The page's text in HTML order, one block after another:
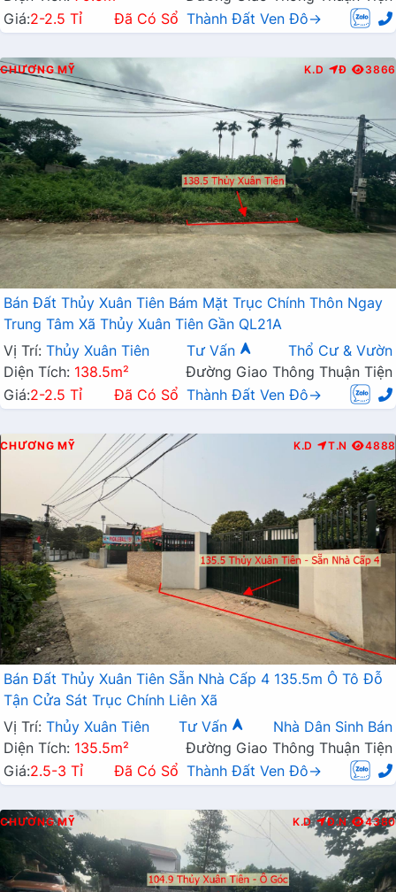
Giá:2-2.5 Tỉ Đã Có Sổ Thành Đất Ven Đô→
CHƯƠNG MỸ K.D Đ 3866
Bán Đất Thủy Xuân Tiên Bám Mặt Trục Chính Thôn Ngay
Trung Tâm Xã Thủy Xuân Tiên Gần QL21A
Vị Trí: Thủy Xuân Tiên Tư Vấn
Thổ Cư & Vườn
Diện Tích: 138.5m²
Đường Giao Thông Thuận Tiện
Giá:2-2.5 Tỉ Đã Có Sổ Thành Đất Ven Đô→
CHƯƠNG MỸ K.D T.N 4888
Bán Đất Thủy Xuân Tiên Sẵn Nhà Cấp 4 135.5m Ô Tô Đỗ
Tận Cửa Sát Trục Chính Liên Xã
Vị Trí: Thủy Xuân Tiên Tư Vấn
Nhà Dân Sinh Bán
Diện Tích: 135.5m²
Đường Giao Thông Thuận Tiện
Giá:2.5-3 Tỉ Đã Có Sổ Thành Đất Ven Đô→
CHƯƠNG MỸ K.D Đ.N 4380